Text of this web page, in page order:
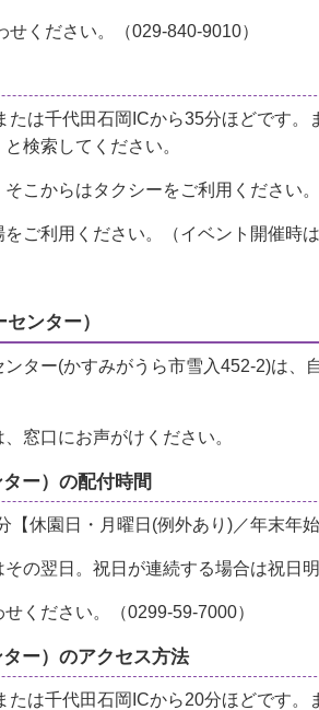
ください。（029-840-9010）
は千代田石岡ICから35分ほどです
検索してください。
こからはタクシーをご利用ください
ご利用ください。（イベント開催時
ンター）
ター(かすみがうら市雪入452-2)は
窓口にお声がけください。
ー）の配付時間
休園日・月曜日(例外あり)／年末年
の翌日。祝日が連続する場合は祝日
ください。（0299-59-7000）
ー）のアクセス方法
は千代田石岡ICから20分ほどです